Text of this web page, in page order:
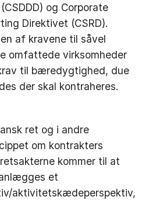
og Corporate
Direktivet (CSRD).
af kravene til såvel
omfattede virksomheder
til bæredygtighed, due
der skal kontraheres.
ret og i andre
om kontrakters
kommer til at
et
aktivitetskædeperspektiv,